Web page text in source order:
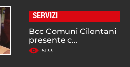
SERVIZI
Bcc Comuni Cilentani
presente c...
5133